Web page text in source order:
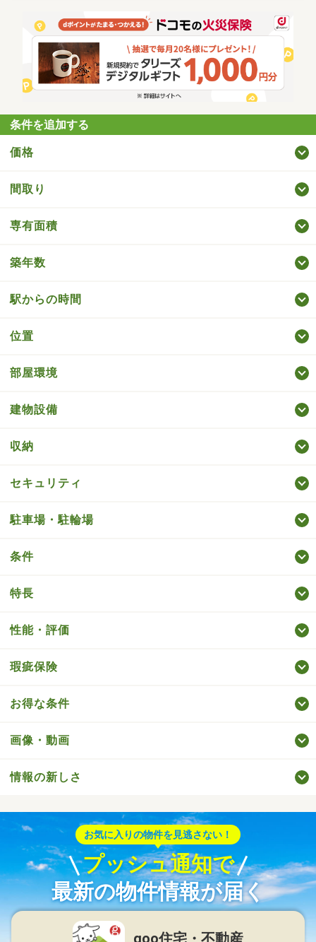
条件を追加する
価格
間取り
専有面積
築年数
駅からの時間
位置
部屋環境
建物設備
収納
セキュリティ
駐車場・駐輪場
条件
特長
性能・評価
瑕疵保険
お得な条件
画像・動画
情報の新しさ
お気に入りの物件を見逃さない！
プッシュ通知で
最新の物件情報が届く
goo住宅・不動産